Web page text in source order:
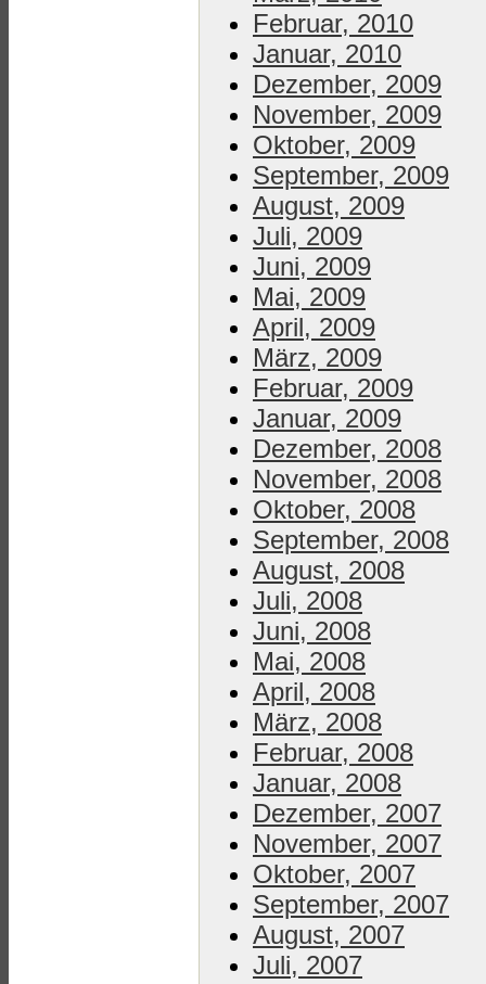
Februar, 2010
Januar, 2010
Dezember, 2009
November, 2009
Oktober, 2009
September, 2009
August, 2009
Juli, 2009
Juni, 2009
Mai, 2009
April, 2009
März, 2009
Februar, 2009
Januar, 2009
Dezember, 2008
November, 2008
Oktober, 2008
September, 2008
August, 2008
Juli, 2008
Juni, 2008
Mai, 2008
April, 2008
März, 2008
Februar, 2008
Januar, 2008
Dezember, 2007
November, 2007
Oktober, 2007
September, 2007
August, 2007
Juli, 2007